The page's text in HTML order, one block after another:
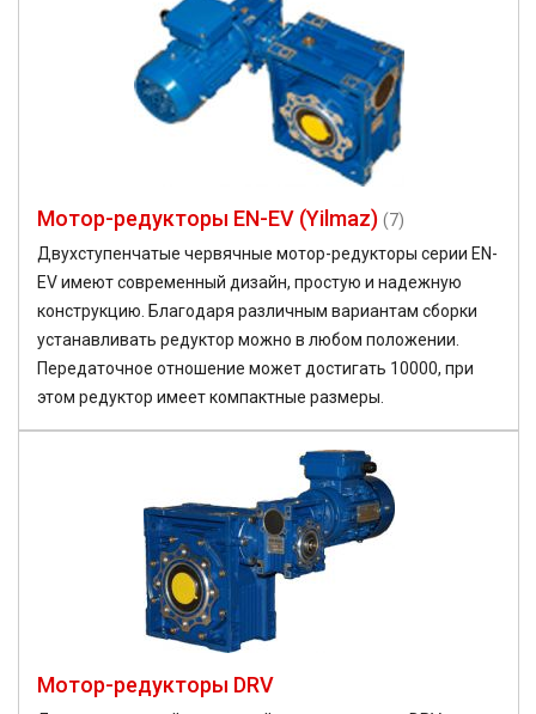
Мотор-редукторы EN-EV (Yilmaz) (7)
Двухступенчатые червячные мотор-редукторы серии EN-
EV имеют современный дизайн, простую и надежную
конструкцию. Благодаря различным вариантам сборки
устанавливать редуктор можно в любом положении.
Передаточное отношение может достигать 10000, при
этом редуктор имеет компактные размеры.
Мотор-редукторы DRV